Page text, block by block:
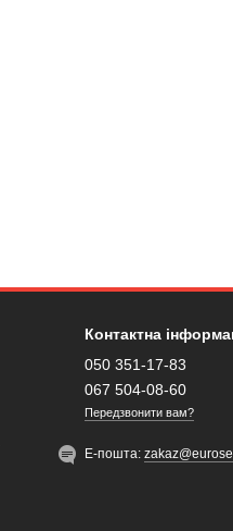
Контактна
050 351-17-83
067 504-08-60
Передзвонити вам?
Е-пошта: